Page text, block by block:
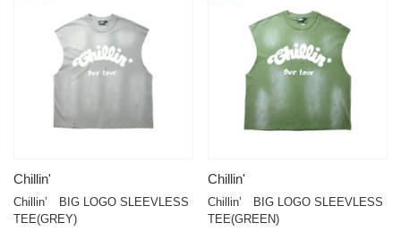
Chillin'
Chillin’ BIG LOGO SLEEVLESS
TEE(GREY)
Chillin'
Chillin’ BIG LOGO SLEEVLESS
TEE(GREEN)